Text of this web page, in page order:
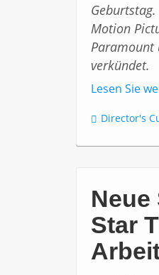
Motion
Paramount
verkündet.
Lesen Sie
Director's
Star